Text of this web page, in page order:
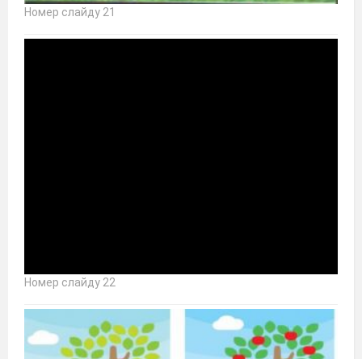
Номер слайду 21
Номер слайду 22